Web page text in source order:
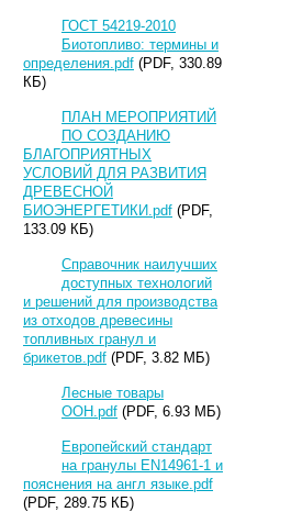
ГОСТ 54219-2010
Биотопливо: термины и
определения.pdf (PDF, 330.89
КБ)
ПЛАН МЕРОПРИЯТИЙ
ПО СОЗДАНИЮ
БЛАГОПРИЯТНЫХ
УСЛОВИЙ ДЛЯ РАЗВИТИЯ
ДРЕВЕСНОЙ
БИОЭНЕРГЕТИКИ.pdf (PDF,
133.09 КБ)
Справочник наилучших
доступных технологий
и решений для производства
из отходов древесины
топливных гранул и
брикетов.pdf (PDF, 3.82 МБ)
Лесные товары
ООН.pdf (PDF, 6.93 МБ)
Европейский стандарт
на гранулы EN14961-1 и
пояснения на англ языке.pdf
(PDF, 289.75 КБ)